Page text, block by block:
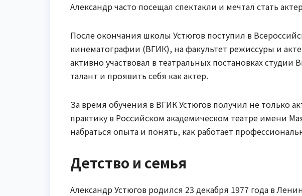
Александр часто посещал спектакли и мечтал стать
После окончания школы Устюгов поступил в
кинематографии (ВГИК), на факультет режиссуры и
активно участвовал в театральных постановках студии
талант и проявить себя как актер.
За время обучения в ВГИК Устюгов получил не только
практику в Российском академическом театре имени
набраться опыта и понять, как работает
Детство и семья
Александр Устюгов родился 23 декабря 1977 года в